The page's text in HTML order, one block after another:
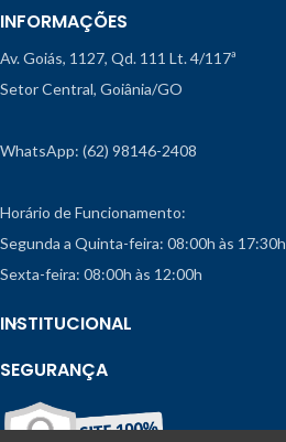
INFORMAÇÕES
Av. Goiás, 1127, Qd. 111 Lt. 4/117ª
Setor Central, Goiânia/GO
WhatsApp: (62) 98146-2408
Horário de Funcionamento:
Segunda a Quinta-feira: 08:00h às 17:30h
Sexta-feira: 08:00h às 12:00h
INSTITUCIONAL
SEGURANÇA